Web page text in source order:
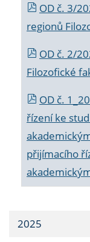
OD č. 3/
regionů
OD č. 2/
Filozofické
OD č.
řízení ke
přijímacího
2025